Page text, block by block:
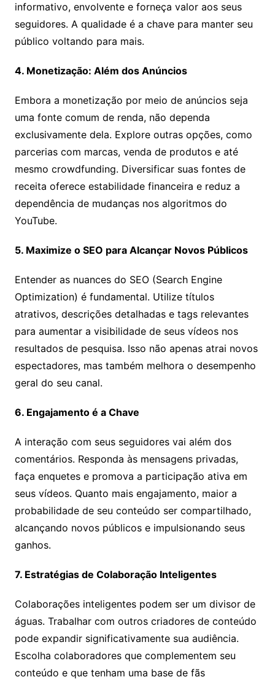
informativo, envolvente e forneça valor aos seus
seguidores. A qualidade é a chave para manter seu
público voltando para mais.
4. Monetização: Além dos Anúncios
Embora a monetização por meio de anúncios seja
uma fonte comum de renda, não dependa
exclusivamente dela. Explore outras opções, como
parcerias com marcas, venda de produtos e até
mesmo crowdfunding. Diversificar suas fontes de
receita oferece estabilidade financeira e reduz a
dependência de mudanças nos algoritmos do
YouTube.
5. Maximize o SEO para Alcançar Novos Públicos
Entender as nuances do SEO (Search Engine
Optimization) é fundamental. Utilize títulos
atrativos, descrições detalhadas e tags relevantes
para aumentar a visibilidade de seus vídeos nos
resultados de pesquisa. Isso não apenas atrai novos
espectadores, mas também melhora o desempenho
geral do seu canal.
6. Engajamento é a Chave
A interação com seus seguidores vai além dos
comentários. Responda às mensagens privadas,
faça enquetes e promova a participação ativa em
seus vídeos. Quanto mais engajamento, maior a
probabilidade de seu conteúdo ser compartilhado,
alcançando novos públicos e impulsionando seus
ganhos.
7. Estratégias de Colaboração Inteligentes
Colaborações inteligentes podem ser um divisor de
águas. Trabalhar com outros criadores de conteúdo
pode expandir significativamente sua audiência.
Escolha colaboradores que complementem seu
conteúdo e que tenham uma base de fãs